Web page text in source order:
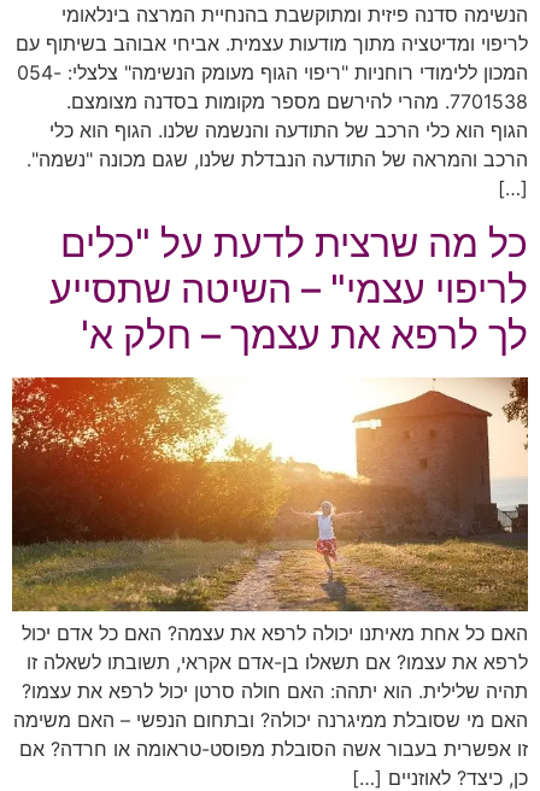
הנשימה סדנה פיזית ומתוקשבת בהנחיית המרצה בינלאומי
לריפוי ומדיטציה מתוך מודעות עצמית. אביחי אבוהב בשיתוף עם
המכון ללימודי רוחניות "ריפוי הגוף מעומק הנשימה" צלצלי: 054-
7701538. מהרי להירשם מספר מקומות בסדנה מצומצם.
הגוף הוא כלי הרכב של התודעה והנשמה שלנו. הגוף הוא כלי
הרכב והמראה של התודעה הנבדלת שלנו, שגם מכונה "נשמה".
[…]
כל מה שרצית לדעת על "כלים
לריפוי עצמי" – השיטה שתסייע
לך לרפא את עצמך – חלק א'
האם כל אחת מאיתנו יכולה לרפא את עצמה? האם כל אדם יכול
לרפא את עצמו? אם תשאלו בן-אדם אקראי, תשובתו לשאלה זו
תהיה שלילית. הוא יתהה: האם חולה סרטן יכול לרפא את עצמו?
האם מי שסובלת ממיגרנה יכולה? ובתחום הנפשי – האם משימה
זו אפשרית בעבור אשה הסובלת מפוסט-טראומה או חרדה? אם
כן, כיצד? לאוזניים […]